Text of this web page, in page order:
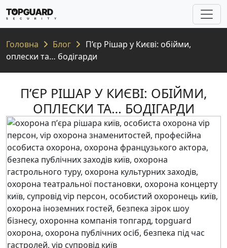
Головна Блог
П’єр Рішар у Києві: обійми,
оплески та… бодігарди
П’ЄР РІШАР У КИЄВІ: ОБІЙМИ,
ОПЛЕСКИ ТА… БОДІГАРДИ